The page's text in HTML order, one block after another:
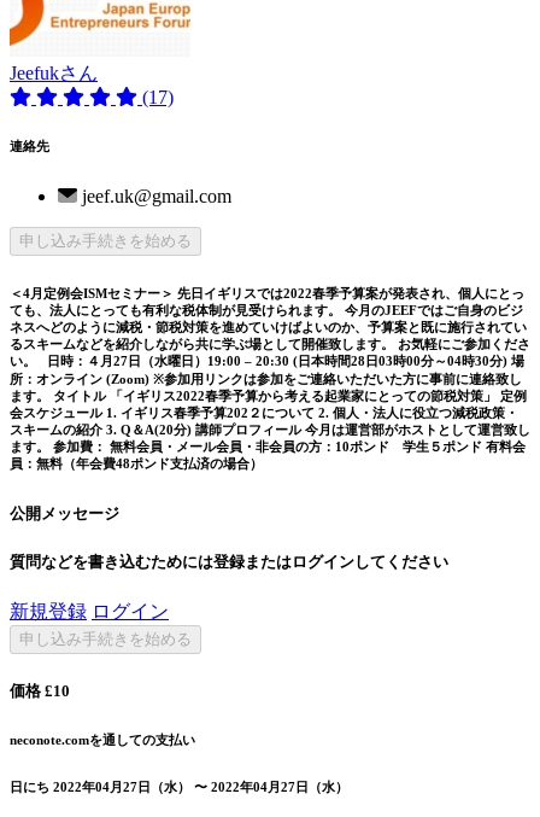
Jeefukさん
(17)
連絡先
jeef.uk@gmail.com
申し込み手続きを始める
＜4月定例会ISMセミナー＞ 先日イギリスでは2022春季予算案が発表され、個人にとっ
ても、法人にとっても有利な税体制が見受けられます。 今月のJEEFではご自身のビジ
ネスへどのように減税・節税対策を進めていけばよいのか、予算案と既に施行されてい
るスキームなどを紹介しながら共に学ぶ場として開催致します。 お気軽にご参加くださ
い。 日時：４月27日（水曜日）19:00 – 20:30 (日本時間28日03時00分～04時30分) 場
所：オンライン (Zoom) ※参加用リンクは参加をご連絡いただいた方に事前に連絡致し
ます。 タイトル 「イギリス2022春季予算から考える起業家にとっての節税対策」 定例
会スケジュール 1. イギリス春季予算202２について 2. 個人・法人に役立つ減税政策・
スキームの紹介 3. Q＆A(20分) 講師プロフィール 今月は運営部がホストとして運営致し
ます。 参加費： 無料会員・メール会員・非会員の方：10ポンド 学生５ポンド 有料会
員：無料（年会費48ポンド支払済の場合）
公開メッセージ
質問などを書き込むためには登録またはログインしてください
新規登録 ログイン
申し込み手続きを始める
価格 £10
neconote.comを通しての支払い
日にち 2022年04月27日（水） 〜 2022年04月27日（水）